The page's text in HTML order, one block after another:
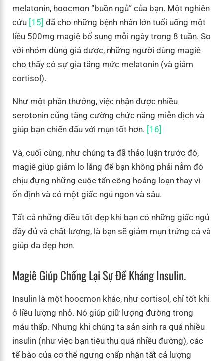
melatonin, hoocmon “buồn ngủ” của bạn. Một nghiên
cứu [15] đã cho những bệnh nhân lớn tuổi uống một
liều 500mg magiê bổ sung mỗi ngày trong 8 tuần. So
với nhóm dùng giả dược, những người dùng magiê
cho thấy có sự gia tăng mức melatonin (và giảm
cortisol).
Như một phần thưởng, việc nhận được nhiều
serotonin cũng tăng cường chức năng miễn dịch và
giúp bạn chiến đấu với mụn tốt hơn. [16]
Và, cuối cùng, như chúng ta đã thảo luận trước đó,
magiê giúp giảm lo lắng để bạn không phải nằm đó
chịu đựng những cuộc tấn công hoảng loạn thay vì
ổn định và có một giấc ngủ ngon và sâu.
Tất cả những điều tốt đẹp khi bạn có những giấc ngủ
đầy đủ và chất lượng, là bạn sẽ giảm mụn trứng cá và
giúp da đẹp hơn.
Magiê Giúp Chống Lại Sự Đề Kháng Insulin.
Insulin là một hoocmon khác, như cortisol, chỉ tốt khi
ở liều lượng nhỏ. Nó giúp giữ lượng đường trong
máu thấp. Nhưng khi chúng ta sản sinh ra quá nhiều
insulin (như việc bạn tiêu thụ quá nhiều đường), các
tế bào của cơ thể ngưng chấp nhận tất cả lượng